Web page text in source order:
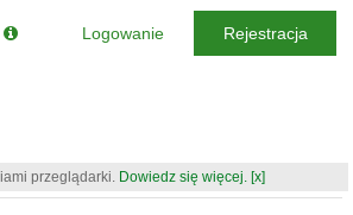
przeglądarki. Dowiedz się więcej. [x]
Logowanie Rejestracja